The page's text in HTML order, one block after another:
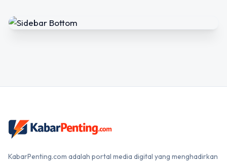
KabarPenting.com adalah portal media digital yang menghadirkan